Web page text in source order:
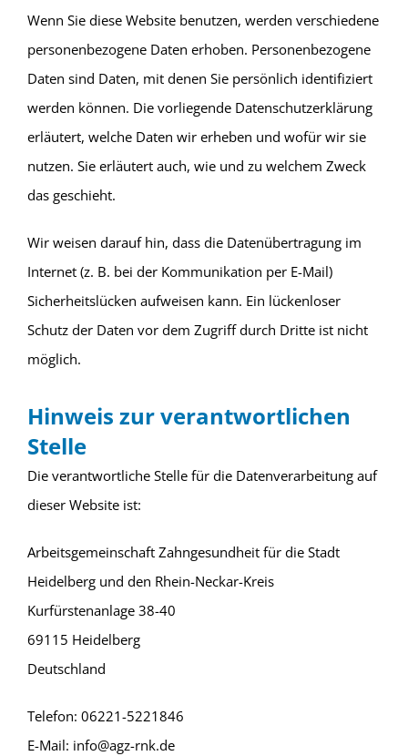
Wenn Sie diese Website benutzen, werden verschiedene
personenbezogene Daten erhoben. Personenbezogene
Daten sind Daten, mit denen Sie persönlich identifiziert
werden können. Die vorliegende Datenschutzerklärung
erläutert, welche Daten wir erheben und wofür wir sie
nutzen. Sie erläutert auch, wie und zu welchem Zweck
das geschieht.
Wir weisen darauf hin, dass die Datenübertragung im
Internet (z. B. bei der Kommunikation per E-Mail)
Sicherheitslücken aufweisen kann. Ein lückenloser
Schutz der Daten vor dem Zugriff durch Dritte ist nicht
möglich.
Hinweis zur verantwortlichen
Stelle
Die verantwortliche Stelle für die Datenverarbeitung auf
dieser Website ist:
Arbeitsgemeinschaft Zahngesundheit für die Stadt
Heidelberg und den Rhein-Neckar-Kreis
Kurfürstenanlage 38-40
69115 Heidelberg
Deutschland
Telefon: 06221-5221846
E-Mail: info@agz-rnk.de